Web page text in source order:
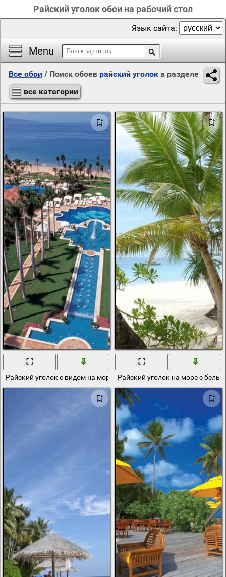
Райский уголок обои на рабочий стол
Menu
Язык сайта:
Все обои / Поиск обоев райский уголок в разделе
все категории
Райский уголок с видом на море Райский уголок на море с